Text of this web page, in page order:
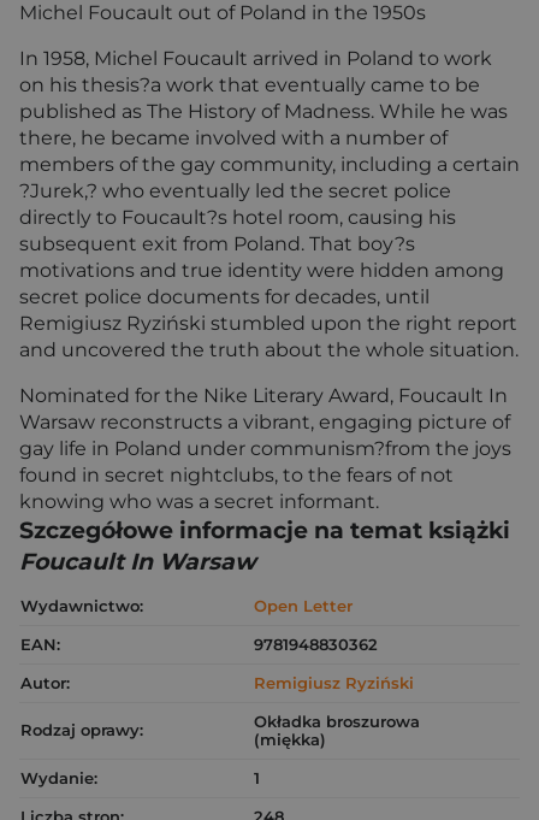
Michel Foucault out of Poland in the 1950s
In 1958, Michel Foucault arrived in Poland to work
on his thesis?a work that eventually came to be
published as The History of Madness. While he was
there, he became involved with a number of
members of the gay community, including a certain
?Jurek,? who eventually led the secret police
directly to Foucault?s hotel room, causing his
subsequent exit from Poland. That boy?s
motivations and true identity were hidden among
secret police documents for decades, until
Remigiusz Ryziński stumbled upon the right report
and uncovered the truth about the whole situation.
Nominated for the Nike Literary Award, Foucault In
Warsaw reconstructs a vibrant, engaging picture of
gay life in Poland under communism?from the joys
found in secret nightclubs, to the fears of not
knowing who was a secret informant.
Szczegółowe informacje na temat książki
Foucault In Warsaw
Wydawnictwo:
Open Letter
EAN:
9781948830362
Autor:
Remigiusz Ryziński
Rodzaj oprawy:
Okładka broszurowa
(miękka)
Wydanie:
1